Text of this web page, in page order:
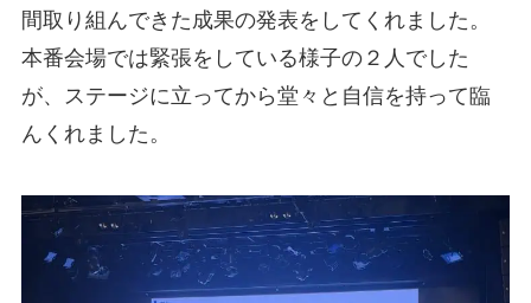
間取り組んできた成果の発表をしてくれました。
本番会場では緊張をしている様子の２人でした
が、ステージに立ってから堂々と自信を持って臨
んくれました。